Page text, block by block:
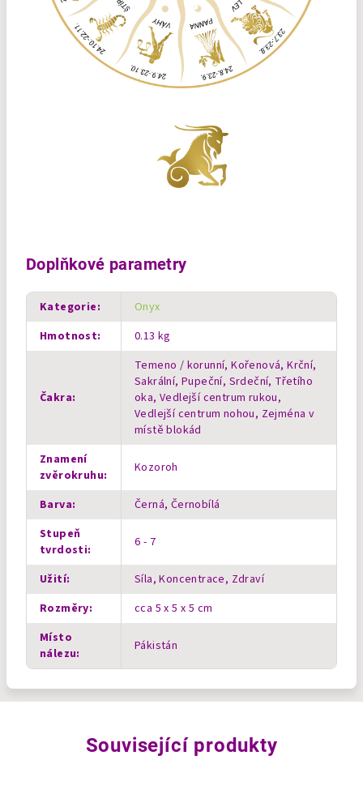
Doplňkové parametry
Kategorie:
Onyx
Hmotnost: 0.13 kg
Čakra:
Temeno / korunní, Kořenová, Krční,
Sakrální, Pupeční, Srdeční, Třetího
oka, Vedlejší centrum rukou,
Vedlejší centrum nohou, Zejména v
místě blokád
Znamení
zvěrokruhu: Kozoroh
Barva:
Černá, Černobílá
Stupeň
tvrdosti: 6 - 7
Užití:
Síla, Koncentrace, Zdraví
Rozměry:
cca 5 x 5 x 5 cm
Místo
nálezu: Pákistán
Související produkty